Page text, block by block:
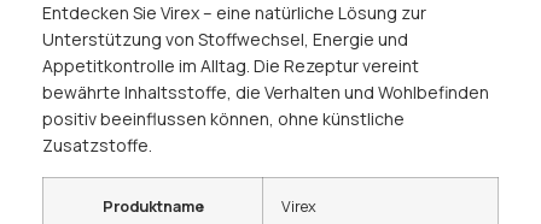
Entdecken Sie Virex – eine natürliche Lösung zur
Unterstützung von Stoffwechsel, Energie und
Appetitkontrolle im Alltag. Die Rezeptur vereint
bewährte Inhaltsstoffe, die Verhalten und Wohlbefinden
positiv beeinflussen können, ohne künstliche
Zusatzstoffe.
Produktname Virex